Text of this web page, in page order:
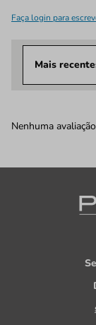
Faça login para
Mais
Nenhuma avaliação